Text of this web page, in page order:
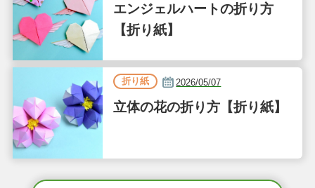
エンジェルハートの折り方
【折り紙】
折り紙 2026/05/07
立体の花の折り方【折り紙】